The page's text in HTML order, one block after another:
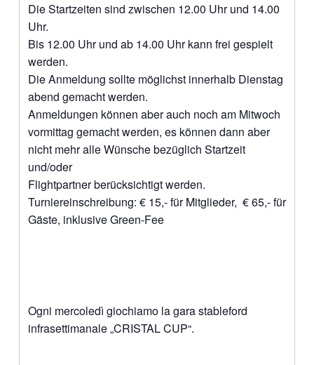
Die Startzeiten sind zwischen 12.00 Uhr und 14.00
Uhr.
Bis 12.00 Uhr und ab 14.00 Uhr kann frei gespielt
werden.
Die Anmeldung sollte möglichst innerhalb Dienstag
abend gemacht werden.
Anmeldungen können aber auch noch am Mitwoch
vormittag gemacht werden, es können dann aber
nicht mehr alle Wünsche bezüglich Startzeit
und/oder
Flightpartner berücksichtigt werden.
Turniereinschreibung: € 15,- für Mitglieder, € 65,- für
Gäste, inklusive Green-Fee
Ogni mercoledì giochiamo la gara stableford
infrasettimanale „CRISTAL CUP“.